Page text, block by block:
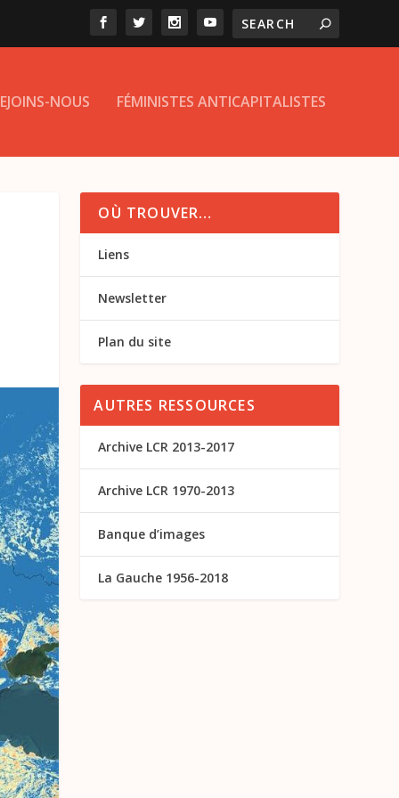
NOUS FÉMINISTES ANTICAPITALISTES
OÙ TROUVER…
Liens
Newsletter
Plan du site
AUTRES RESSOURCES
Archive LCR 2013-2017
Archive LCR 1970-2013
Banque d’images
La Gauche 1956-2018